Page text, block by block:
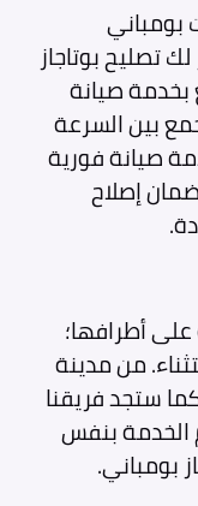
بومباني
لك تصليح بوتاجاز
بخدمة صيانة
بين السرعة
صيانة فورية
إصلاح
أطرافها؛
من مدينة
ستجد فريقنا
الخدمة بنفس
بومباني.